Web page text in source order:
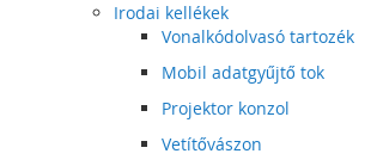
Irodai kellékek
Vonalkódolvasó tartozék
Mobil adatgyűjtő tok
Projektor konzol
Vetítővászon